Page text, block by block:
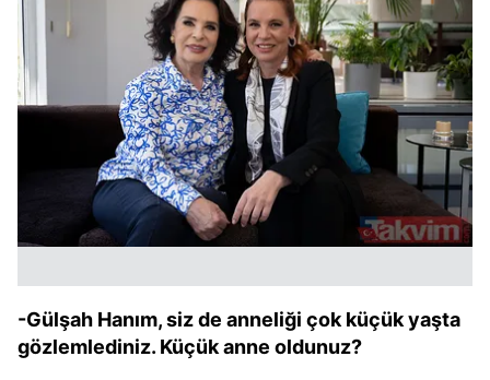
-Gülşah Hanım, siz de anneliği çok küçük yaşta
gözlemlediniz. Küçük anne oldunuz?